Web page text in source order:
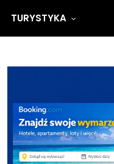
TURYSTYKA